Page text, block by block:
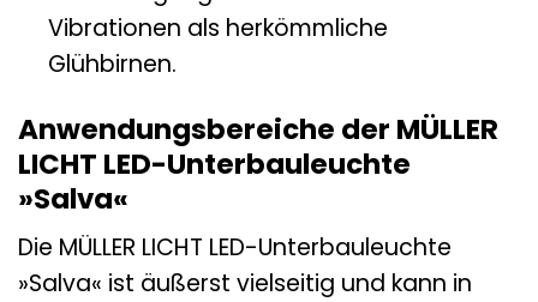
Vibrationen als herkömmliche
Glühbirnen.
Anwendungsbereiche der MÜLLER
LICHT LED-Unterbauleuchte
»Salva«
Die MÜLLER LICHT LED-Unterbauleuchte
»Salva« ist äußerst vielseitig und kann in